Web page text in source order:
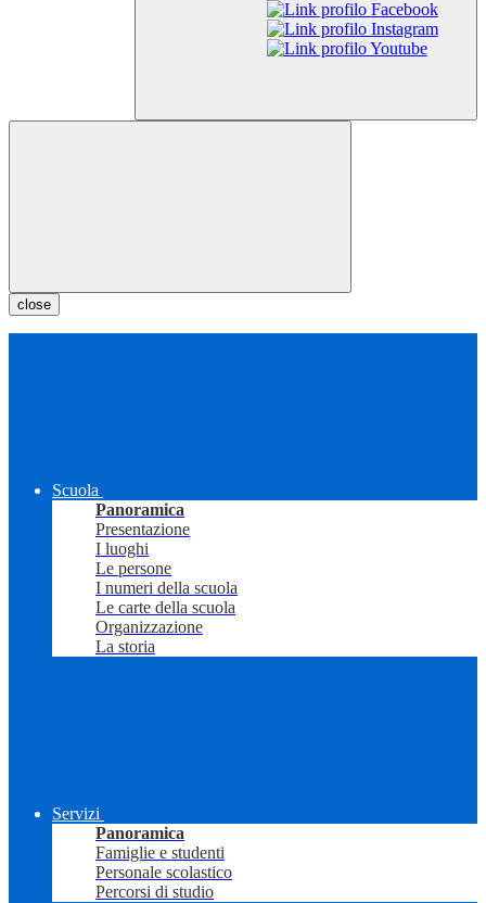
close
Scuola
Panoramica
Presentazione
I luoghi
Le persone
I numeri della scuola
Le carte della scuola
Organizzazione
La storia
Servizi
Panoramica
Famiglie e studenti
Personale scolastico
Percorsi di studio